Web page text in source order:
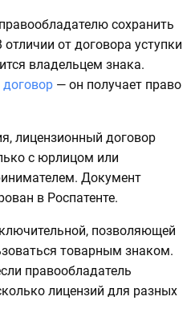
сохранить
от договора уступки
владельцем знака.
— он получает право
лицензионный договор
с юрлицом или
Документ
в Роспатенте.
позволяющей
товарным знаком.
правообладатель
лицензий для разных